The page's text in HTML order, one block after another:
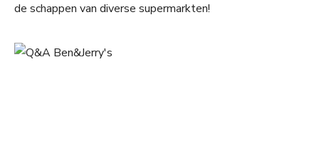
de schappen van diverse supermarkten!